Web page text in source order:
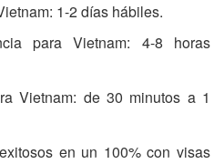
1-2 días hábiles.
para Vietnam: 4-8 horas
Vietnam: de 30 minutos a 1
en un 100% con visas